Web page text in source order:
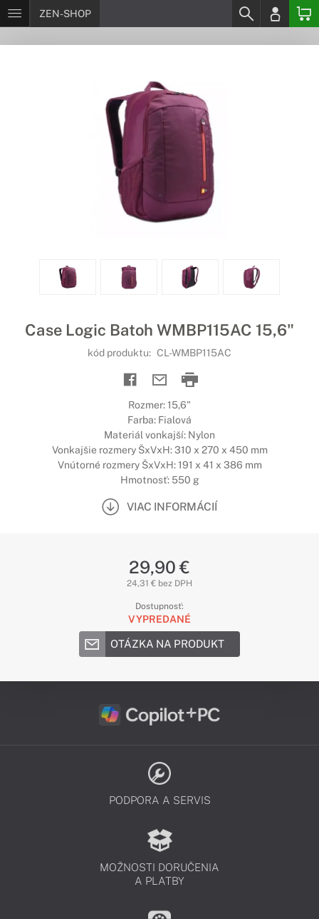
ZEN-SHOP
Case Logic Batoh WMBP115AC 15,6"
kód produktu: CL-WMBP115AC
Rozmer: 15,6"
Farba: Fialová
Materiál vonkajší: Nylon
Vonkajšie rozmery ŠxVxH: 310 x 270 x 450 mm
Vnútorné rozmery ŠxVxH: 191 x 41 x 386 mm
Hmotnosť: 550 g
VIAC INFORMÁCIÍ
29,90 €
24,31 € bez DPH
Dostupnosť:
VYPREDANÉ
OTÁZKA NA PRODUKT
PODPORA A SERVIS
MOŽNOSTI DORUČENIA
A PLATBY